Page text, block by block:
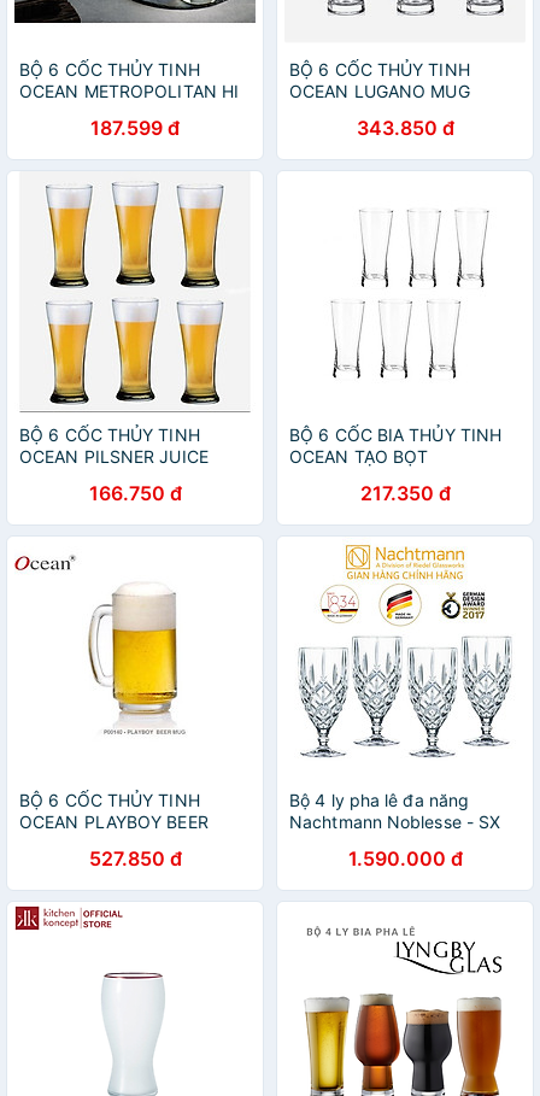
BỘ 6 CỐC THỦY TINH
OCEAN METROPOLITAN HI
187.599 đ
BỘ 6 CỐC THỦY TINH
OCEAN LUGANO MUG
343.850 đ
BỘ 6 CỐC THỦY TINH
OCEAN PILSNER JUICE
166.750 đ
BỘ 6 CỐC BIA THỦY TINH
OCEAN TẠO BỌT
217.350 đ
BỘ 6 CỐC THỦY TINH
OCEAN PLAYBOY BEER
527.850 đ
Bộ 4 ly pha lê đa năng
Nachtmann Noblesse - SX
100% (kèm ảnh thật)
1.590.000 đ